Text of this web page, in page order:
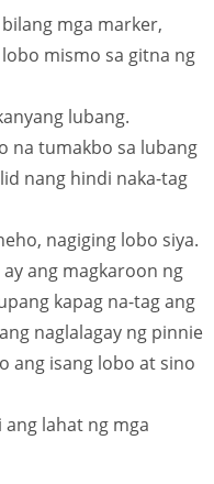
mga marker,
mismo sa gitna ng
lubang.
na tumakbo sa lubang
nang hindi naka-tag
nagiging lobo siya.
ang magkaroon ng
kapag na-tag ang
naglalagay ng pinnie
ang isang lobo at sino
lahat ng mga